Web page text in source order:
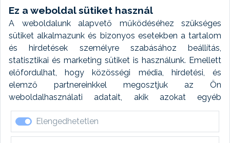
Ez a weboldal sütiket használ
A weboldalunk alapvető működéséhez szükséges
sütiket alkalmazunk és bizonyos esetekben a tartalom
és hirdetések személyre szabásához beállítás,
statisztikai és marketing sütiket is használunk. Emellett
előfordulhat, hogy közösségi média, hirdetési, és
elemző partnereinkkel megosztjuk az Ön
weboldalhasználati adatait, akik azokat egyéb
forrásokból gyűjtött adatokkal kombinálhatják. A sütik
elfogadásával kapcsolatosan naplózást végzünk és
ezen adatokat 6 hónap után automatikusan töröljük. A
Elengedhetetlen
Weboldal modul
Fényképtár extra modul
Autómosó modul
Feladatütemezés